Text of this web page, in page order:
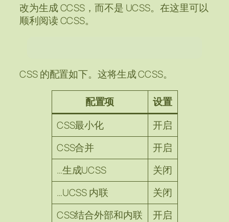
改为生成 CCSS，而不是 UCSS。在这里可以
顺利阅读 CCSS。
CSS 的配置如下。这将生成 CCSS。
配置项
设置
CSS最小化
开启
CSS合并
开启
…生成UCSS
关闭
…UCSS 内联
关闭
CSS结合外部和内联
开启